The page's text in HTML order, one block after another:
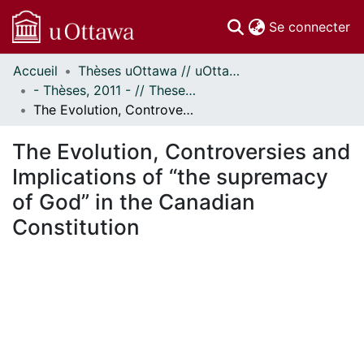
Se connecter
Communautés
et collections
Parcourir
À propos
Accueil
Thèses uOttawa // uOttawa Theses
- Thèses, 2011 - // Theses, 2011 -
The Evolution, Controversies and Implications of “the supremacy of God” in the Canadian Constitution
The Evolution, Controversies and
Implications of “the supremacy
of God” in the Canadian
Constitution